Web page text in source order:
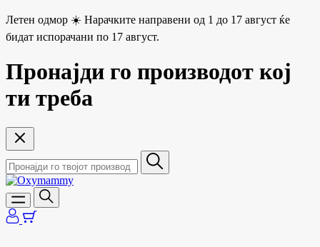
Летен одмор ☀️ Нарачките направени од 1 до 17 август ќе
бидат испорачани по 17 август.
Пронајди го производот кој
ти треба